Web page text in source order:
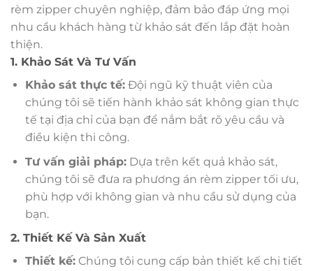
rèm zipper chuyên nghiệp, đảm bảo đáp ứng mọi
nhu cầu khách hàng từ khảo sát đến lắp đặt hoàn
thiện.
1. Khảo Sát Và Tư Vấn
Khảo sát thực tế:Đội ngũ kỹ thuật viên của
chúng tôi sẽ tiến hành khảo sát không gian thực
tế tại địa chỉ của bạn để nắm bắt rõ yêu cầu và
điều kiện thi công.
Tư vấn giải pháp:Dựa trên kết quả khảo sát,
chúng tôi sẽ đưa ra phương án rèm zipper tối ưu,
phù hợp với không gian và nhu cầu sử dụng của
bạn.
2. Thiết Kế Và Sản Xuất
Thiết kế:Chúng tôi cung cấp bản thiết kế chi tiết